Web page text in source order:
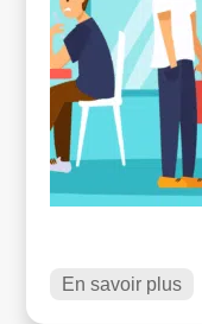
En savoir plus